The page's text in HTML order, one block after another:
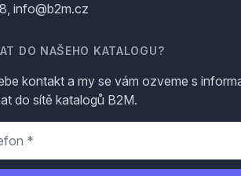
info@b2m.cz
DO NAŠEHO KATALOGU?
kontakt a my se vám ozveme s
do sítě katalogů B2M.